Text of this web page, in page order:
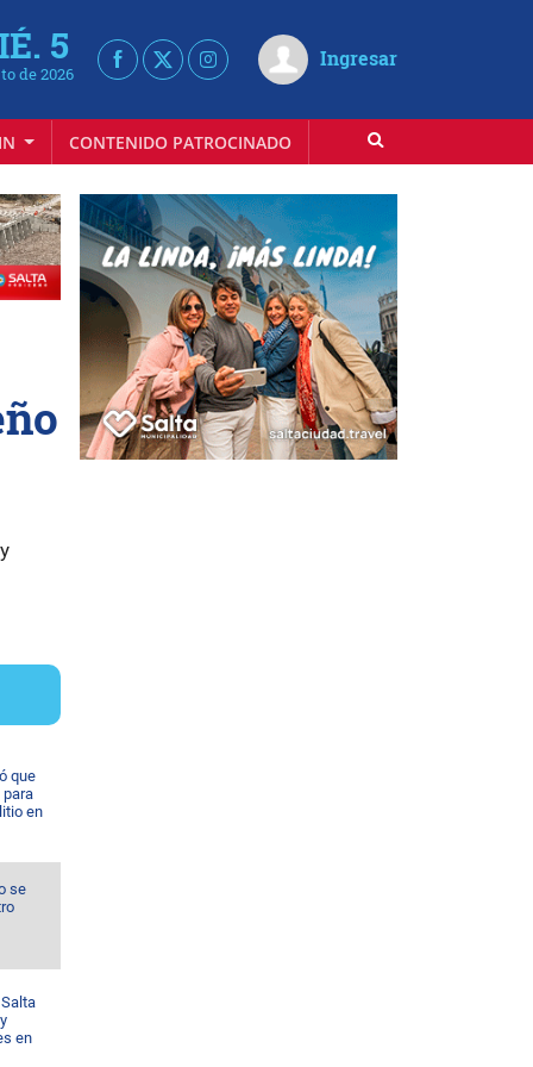
5
de 2026
Ingresar
CONTENIDO PATROCINADO
que
para
en
se
en